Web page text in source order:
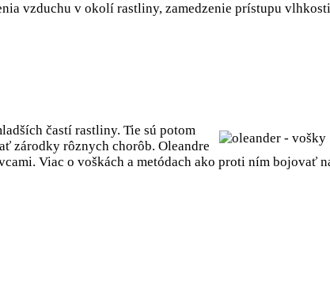
vzduchu v okolí rastliny, zamedzenie prístupu
častí rastliny. Tie sú potom
zárodky rôznych chorôb. Oleandre
Viac o voškách a metódach ako proti ním bojovať